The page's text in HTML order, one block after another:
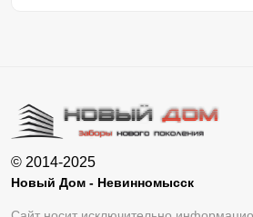
© 2014-2025
Новый Дом - Невинномысск